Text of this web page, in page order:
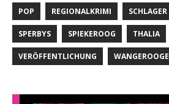
POP REGIONALKRIMI SCHLAGER
SPERBYS SPIEKEROOG THALIA
VERÖFFENTLICHUNG WANGEROOGE